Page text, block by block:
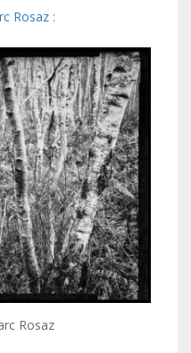
Rosaz :
Rosaz